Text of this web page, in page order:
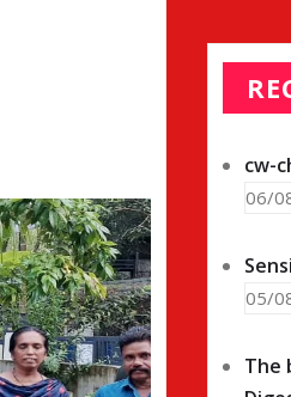
cw-
06/
05/
The